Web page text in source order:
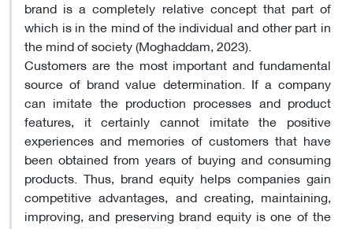
brand is a completely relative concept that part of
which is in the mind of the individual and other part in
the mind of society (Moghaddam, 2023).
Customers are the most important and fundamental
source of brand value determination. If a company
can imitate the production processes and product
features, it certainly cannot imitate the positive
experiences and memories of customers that have
been obtained from years of buying and consuming
products. Thus, brand equity helps companies gain
competitive advantages, and creating, maintaining,
improving, and preserving brand equity is one of the